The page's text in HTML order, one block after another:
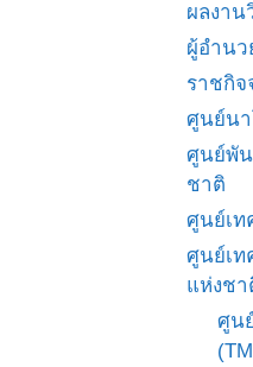
ผลงา
ผู้อำนว
ราชกิ
ศูนย์นา
ศูนย์พัน
ชาติ
ศูนย์เท
ศูนย์เท
แห่งชา
ศูน